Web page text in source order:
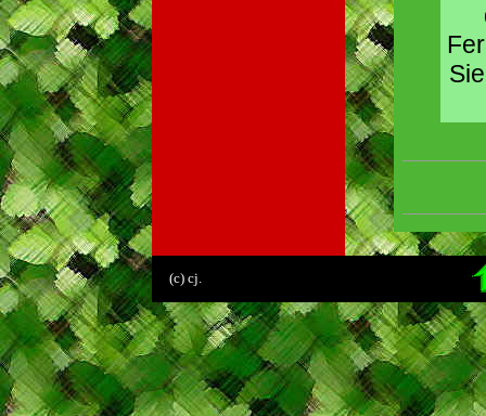
.
(c) cj.